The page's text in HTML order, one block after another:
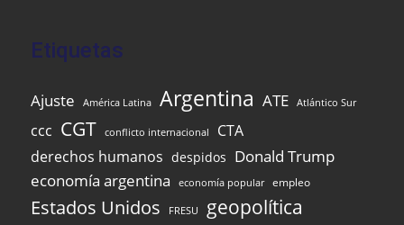
Etiquetas
Ajuste América Latina Argentina ATE Atlántico Sur
ccc CGT conflicto internacional
CTA
derechos humanos despidos Donald Trump
economía argentina
economía popular empleo
Estados Unidos FRESU geopolítica